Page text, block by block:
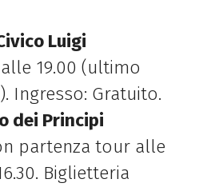
Luigi
19.00 (ultimo
Ingresso: Gratuito.
dei Principi
partenza tour alle
Biglietteria